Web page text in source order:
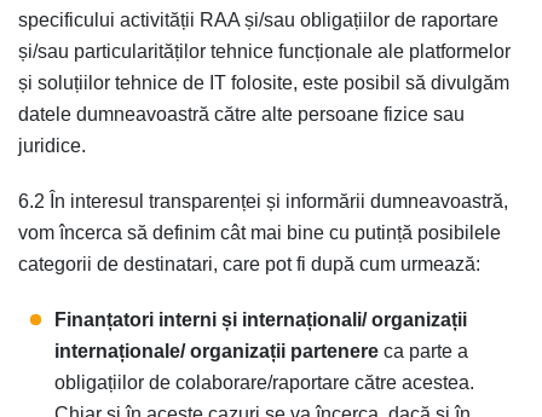
specificului activității RAA și/sau obligațiilor de raportare
și/sau particularităților tehnice funcționale ale platformelor
și soluțiilor tehnice de IT folosite, este posibil să divulgăm
datele dumneavoastră către alte persoane fizice sau
juridice.
6.2 În interesul transparenței și informării dumneavoastră,
vom încerca să definim cât mai bine cu putință posibilele
categorii de destinatari, care pot fi după cum urmează:
Finanțatori interni și internaționali/ organizații
internaționale/ organizații partenere ca parte a
obligațiilor de colaborare/raportare către acestea.